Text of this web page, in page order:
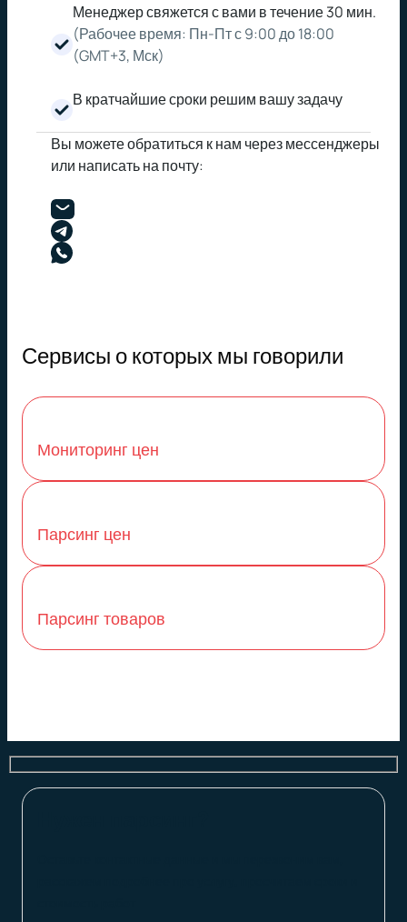
Менеджер свяжется с вами в течение 30 мин.
(Рабочее время: Пн-Пт с 9:00 до 18:00
(GMT+3, Мск)
В кратчайшие сроки решим вашу задачу
Вы можете обратиться к нам через мессенджеры
или написать на почту:
Сервисы о которых мы говорили
Мониторинг цен
Парсинг цен
Парсинг товаров